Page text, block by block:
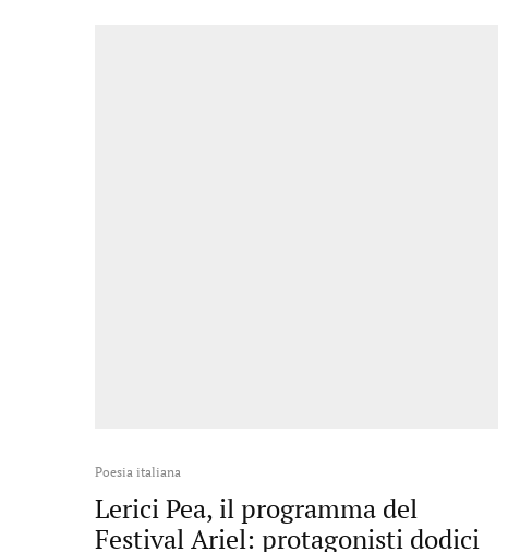
Poesia italiana
Lerici Pea, il programma del
Festival Ariel: protagonisti dodici